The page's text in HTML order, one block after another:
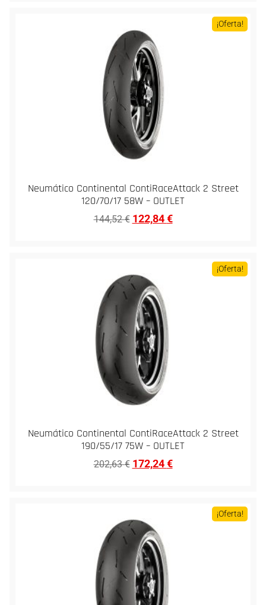
¡Oferta!
Neumático Continental ContiRaceAttack 2 Street
120/70/17 58W – OUTLET
144,52€ 122,84€
¡Oferta!
Neumático Continental ContiRaceAttack 2 Street
190/55/17 75W – OUTLET
202,63€ 172,24€
¡Oferta!